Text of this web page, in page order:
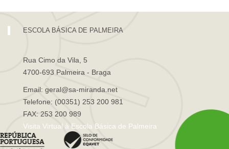
ESCOLA BÁSICA DE PALMEIRA
Rua Cimo da Vila, 5
4700-693 Palmeira - Braga
Email: geral@sa-miranda.net
Telefone: (00351) 253 200 981
FAX: 253 200 989
Visita Virtual à Escola Básica de Palmeira